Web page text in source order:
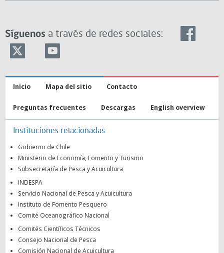
Síguenos a través de redes sociales:
Inicio Mapa del sitio Contacto
Preguntas frecuentes Descargas English overview
Instituciones relacionadas
Gobierno de Chile
Ministerio de Economía, Fomento y Turismo
Subsecretaría de Pesca y Acuicultura
INDESPA
Servicio Nacional de Pesca y Acuicultura
Instituto de Fomento Pesquero
Comité Oceanográfico Nacional
Comités Científicos Técnicos
Consejo Nacional de Pesca
Comisión Nacional de Acuicultura